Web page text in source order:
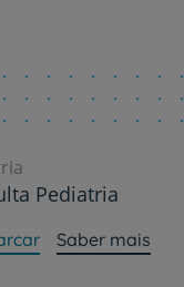
Pediatria
Saber mais